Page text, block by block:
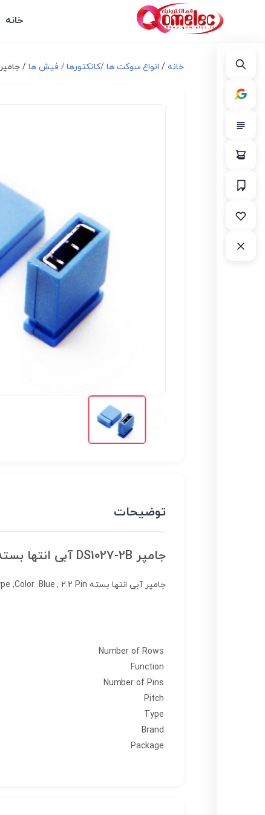
خانه
خانه / انواع سوكت ها /کانکتورها / فیش ها / جامپر DS1027-2B آبی انتها بسته ۱۰ عددی
توضیحات
جامپر DS1027-2B آبی انتها بسته ۱۰ عددی
جامپر آبی انتها بسته 2.54mm Pitch Connector, Mini Jumper ;Housing A Type ,Color :Blue ; 2.2 Pin
Number of Rows
Function
Number of Pins
Pitch
Type
Brand
Package